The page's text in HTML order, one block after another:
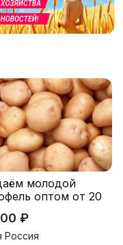
молодой
оптом от 20
₽
Россия